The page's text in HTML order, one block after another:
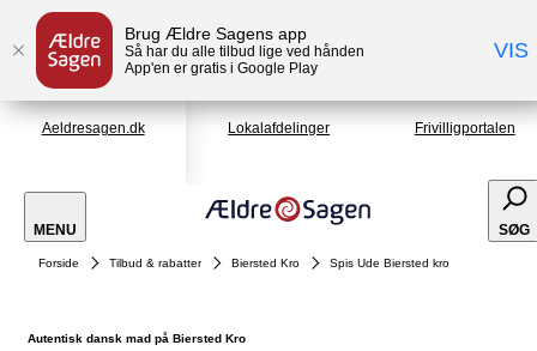
Brug Ældre Sagens app
Så har du alle tilbud lige ved hånden
App'en er gratis i Google Play
VIS
Aeldresagen.dk Lokalafdelinger Frivilligportalen
MENU SØG
Forside Tilbud & rabatter Biersted Kro Spis Ude Biersted kro
Autentisk dansk mad på Biersted Kro